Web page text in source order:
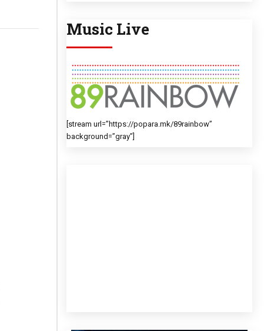
Music Live
[stream url=”https://popara.mk/89rainbow”
background=”gray”]